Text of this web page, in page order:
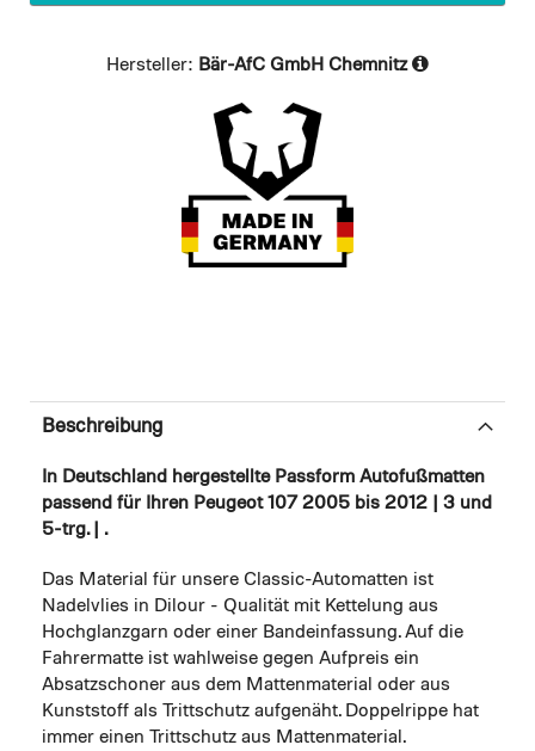
Hersteller: Bär-AfC GmbH Chemnitz
Beschreibung
In Deutschland hergestellte Passform Autofußmatten
passend für Ihren Peugeot 107 2005 bis 2012 | 3 und
5-trg. | .
Das Material für unsere Classic-Automatten ist
Nadelvlies in Dilour - Qualität mit Kettelung aus
Hochglanzgarn oder einer Bandeinfassung. Auf die
Fahrermatte ist wahlweise gegen Aufpreis ein
Absatzschoner aus dem Mattenmaterial oder aus
Kunststoff als Trittschutz aufgenäht. Doppelrippe hat
immer einen Trittschutz aus Mattenmaterial.